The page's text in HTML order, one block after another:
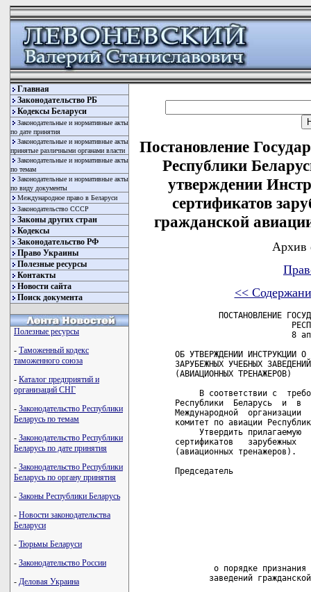
Главная
Законодательство РБ
Кодексы Беларуси
Законодательные и нормативные акты
по дате принятия
Законодательные и нормативные акты
принятые различными органами власти
Законодательные и нормативные акты
по темам
Законодательные и нормативные акты
по виду документы
Международное право в Беларуси
Законодательство СССР
Законы других стран
Кодексы
Законодательство РФ
Право Украины
Полезные ресурсы
Контакты
Новости сайта
Поиск документа
Полезные ресурсы
- Таможенный кодекс
таможенного союза
- Каталог предприятий и
организаций СНГ
- Законодательство Республики
Беларусь по темам
- Законодательство Республики
Беларусь по дате принятия
- Законодательство Республики
Беларусь по органу принятия
- Законы Республики Беларусь
- Новости законодательства
Беларуси
- Тюрьмы Беларуси
- Законодательство России
- Деловая Украина
Постановление
Республики
утверждении
сертификатов
гражданской
Архив
<<
ПОСТАНОВЛЕНИЕ
8
ОБ УТВЕРЖДЕНИИ ИНСТРУКЦИИ О
ЗАРУБЕЖНЫХ УЧЕБНЫХ
(АВИАЦИОННЫХ ТРЕНАЖЕРОВ)
В соответствии с
Республики  Беларусь  и  в
Международной
комитет по авиации
Утвердить прилагаемую
сертификатов   зарубежных
(авиационных тренажеров).
Председатель
о порядке признания
заведений